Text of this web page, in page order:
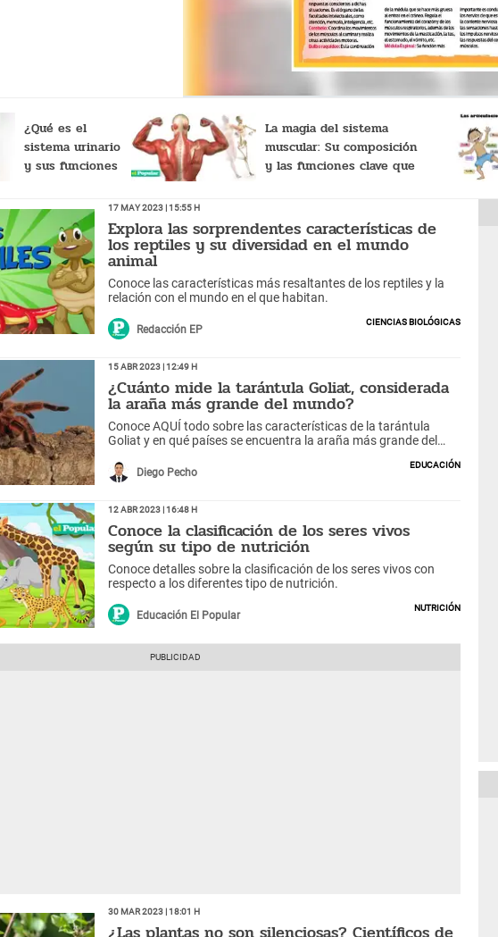
¿Qué es el
sistema urinario
y sus funciones
La magia del sistema
muscular: Su composición
y las funciones clave que
17 May 2023 | 15:55 h
Explora las sorprendentes características de
los reptiles y su diversidad en el mundo
animal
Conoce las características más resaltantes de los reptiles y la
relación con el mundo en el que habitan.
Redacción EP
Ciencias biológicas
15 Abr 2023 | 12:49 h
¿Cuánto mide la tarántula Goliat, considerada
la araña más grande del mundo?
Conoce AQUÍ todo sobre las características de la tarántula
Goliat y en qué países se encuentra la araña más grande del
Diego Pecho
Educación
12 Abr 2023 | 16:48 h
Conoce la clasificación de los seres vivos
según su tipo de nutrición
Conoce detalles sobre la clasificación de los seres vivos con
respecto a los diferentes tipo de nutrición.
Educación El Popular
Nutrición
30 Mar 2023 | 18:01 h